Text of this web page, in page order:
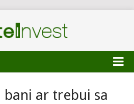
bani ar trebui sa